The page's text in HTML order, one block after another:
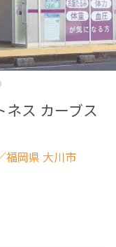
ス カーブス
福岡県 大川市